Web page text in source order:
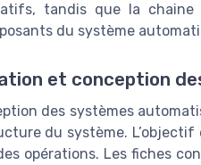
tandis que la
du système
et conception
des systèmes
du système.
opérations. Les fiches